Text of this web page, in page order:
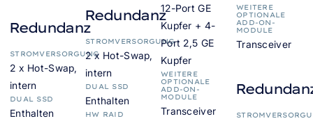
Redundanz
STROMVERSORGUNG
2 x Hot-Swap,
intern
DUAL SSD
Enthalten
Redundanz
STROMVERSORGUNG
2 x Hot-Swap,
intern
DUAL SSD
Enthalten
HW RAID
12-Port GE
Kupfer + 4-
Port 2,5 GE
Kupfer
WEITERE
OPTIONALE
ADD-ON-
MODULE
Transceiver
WEITERE
OPTIONALE
ADD-ON-
MODULE
Transceiver